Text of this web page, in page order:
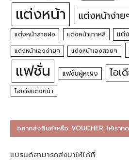
แต่งหน้า แต่งหน้าง่าย
แต่งหน้าสายฝอ แต่งหน้าเกาหลี แต่
แต่งหน้าเองง่ายๆ แต่งหน้าเองสวยๆ
แฟชั่น แฟชั่นผู้หญิง ไอเ
ไอเดียแต่งหน้า
อยากส่งสินค้าหรือ VOUCHER ให้เรา
แบรนด์สามารถส่งมาให้ได้ที่